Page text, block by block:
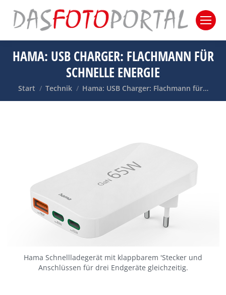
HAMA: USB CHARGER: FLACHMANN FÜR
SCHNELLE ENERGIE
Sie befinden sich hier:
Start Technik Hama: USB Charger: Flachmann für…
Hama Schnellladegerät mit klappbarem 'Stecker und
Anschlüssen für drei Endgeräte gleichzeitig.